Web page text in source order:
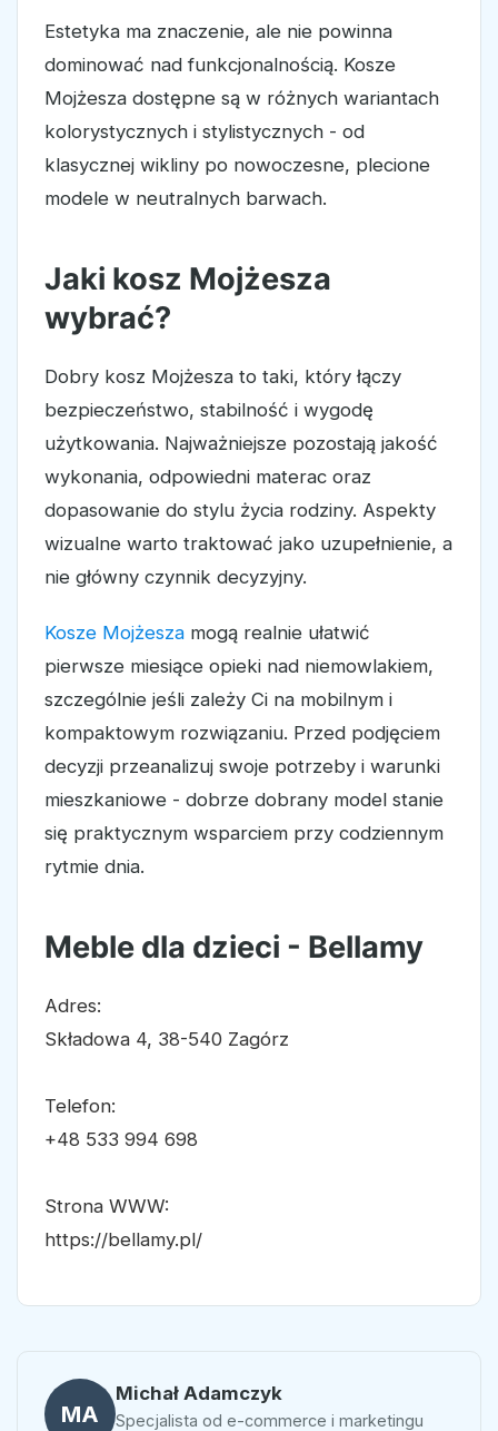
Estetyka ma znaczenie, ale nie powinna
dominować nad funkcjonalnością. Kosze
Mojżesza dostępne są w różnych wariantach
kolorystycznych i stylistycznych - od
klasycznej wikliny po nowoczesne, plecione
modele w neutralnych barwach.
Jaki kosz Mojżesza
wybrać?
Dobry kosz Mojżesza to taki, który łączy
bezpieczeństwo, stabilność i wygodę
użytkowania. Najważniejsze pozostają jakość
wykonania, odpowiedni materac oraz
dopasowanie do stylu życia rodziny. Aspekty
wizualne warto traktować jako uzupełnienie, a
nie główny czynnik decyzyjny.
Kosze Mojżesza mogą realnie ułatwić
pierwsze miesiące opieki nad niemowlakiem,
szczególnie jeśli zależy Ci na mobilnym i
kompaktowym rozwiązaniu. Przed podjęciem
decyzji przeanalizuj swoje potrzeby i warunki
mieszkaniowe - dobrze dobrany model stanie
się praktycznym wsparciem przy codziennym
rytmie dnia.
Meble dla dzieci - Bellamy
Adres:
Składowa 4, 38-540 Zagórz
Telefon:
+48 533 994 698
Strona WWW:
https://bellamy.pl/
MA
Michał Adamczyk
Specjalista od e-commerce i marketingu